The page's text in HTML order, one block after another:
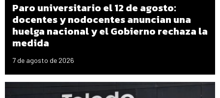
Paro universitario el 12 de agosto:
docentes y nodocentes anuncian una
huelga nacional y el Gobierno rechaza la
medida
7 de agosto de 2026